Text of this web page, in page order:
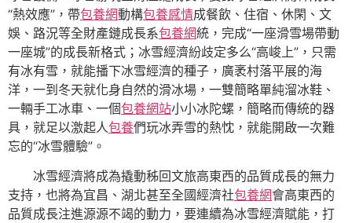
“熱效應”，帶包養網動構包養感情成餐飲、住宿、休閑、文
娛、路況等全財產鏈成長系包養網統，完成“一座滑雪場帶動
一座城”的成長新格式；冰雪經濟紛歧定多么“高峻上”，只需
有冰有雪，就能播下冰雪經濟的種子，廣袤村落平展的海
洋，一到冬天就化身自然的滑冰場，一雙簡略單純溜冰鞋、
一輛手工冰車、一個包養網站小小冰陀螺，簡略而傳統的器
具，就足以激起人包養們玩冰弄雪的熱忱，就能開啟一次難
忘的“冰雪體驗”。
冰雪經濟將成為撬動秭回文旅高東西的品質成長的無力
支持，也將為宜昌、湖北甚至全國經濟社包養網會高東西的
品質成長注進源源不竭的動力，要連續為冰雪經濟賦能，打